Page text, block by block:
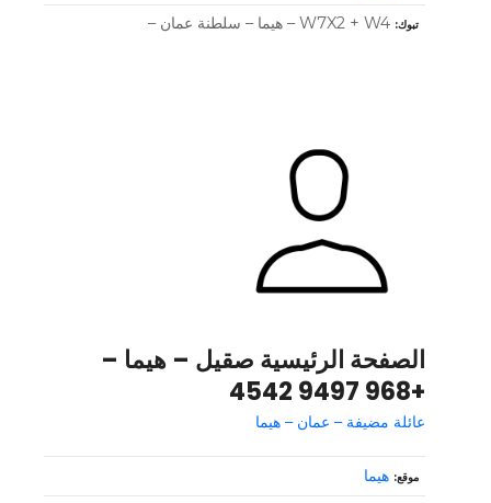
تبوك W7X2 + W4 – هيما – سلطنة عمان –
الصفحة الرئيسية صقيل – هيما –
+968 9497 4542
عائلة مضيفة – عمان – هيما
موقع هيما